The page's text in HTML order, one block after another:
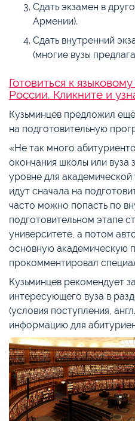
Сдать экзамен в
Армении).
Сдать внутренний
(многие вузы
Готовиться к
России. Кликните и
Кузьминцев предложил
на подготовительную
«Не так много
окончания школы или вуза
уровне для
идут сначала на
часто можно попасть по
подготовительном этапе
университете, а потом
основную академическую
прокомментировал
Кузьминцев рекомендует
интересующего вуза в
(условия поступления,
информацию для